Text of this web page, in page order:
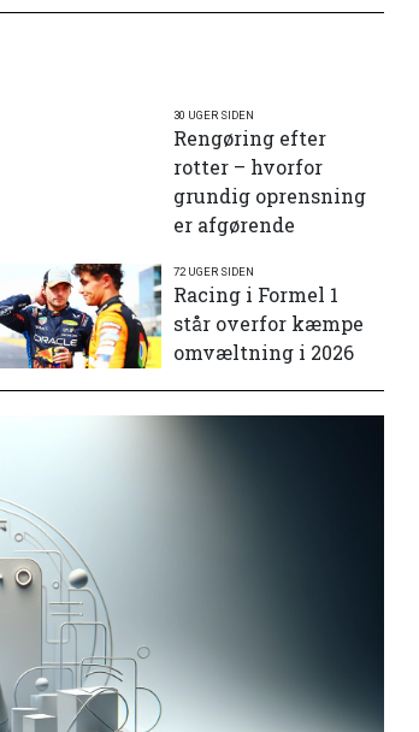
30 UGER SIDEN
Rengøring efter
rotter – hvorfor
grundig oprensning
er afgørende
72 UGER SIDEN
Racing i Formel 1
står overfor kæmpe
omvæltning i 2026